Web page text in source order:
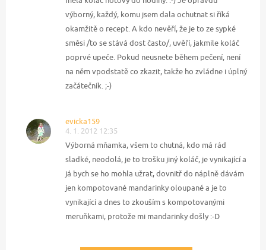
výborný, každý, komu jsem dala ochutnat si říká
okamžitě o recept. A kdo nevěří, že je to ze sypké
směsi /to se stává dost často/, uvěří, jakmile koláč
poprvé upeče. Pokud neusnete během pečení, není
na něm vpodstatě co zkazit, takže ho zvládne i úplný
začátečník. ;-)
evicka159
4. 1. 2012 12:35
Výborná mňamka, všem to chutná, kdo má rád
sladké, neodolá, je to trošku jiný koláč, je vynikající a
já bych se ho mohla užrat, dovnitř do náplně dávám
jen kompotované mandarinky oloupané a je to
vynikající a dnes to zkouším s kompotovanými
meruňkami, protože mi mandarinky došly :-D